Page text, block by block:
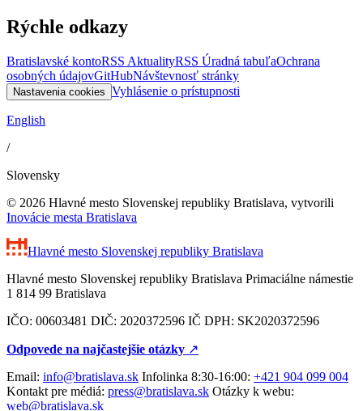
Rýchle odkazy
Bratislavské kontoRSS AktualityRSS Úradná tabuľaOchrana
osobných údajovGitHubNávštevnosť stránky
Nastavenia cookies Vyhlásenie o prístupnosti
English
/
Slovensky
© 2026 Hlavné mesto Slovenskej republiky Bratislava, vytvorili
Inovácie mesta Bratislava
Hlavné mesto Slovenskej republiky Bratislava
Hlavné mesto Slovenskej republiky Bratislava Primaciálne námestie
1 814 99 Bratislava
IČO: 00603481 DIČ: 2020372596 IČ DPH: SK2020372596
Odpovede na najčastejšie otázky ↗︎
Email: info@bratislava.sk Infolinka 8:30-16:00: +421 904 099 004
Kontakt pre médiá: press@bratislava.sk Otázky k webu:
web@bratislava.sk